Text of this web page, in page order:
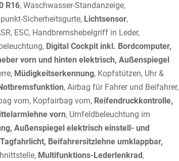
R16, Waschwasser-Standanzeige,
Sicherheitsgurte, Lichtsensor,
ESC, Handbremshebelgriff in Leder,
Digital Cockpit inkl. Bordcomputer,
vorn und hinten elektrisch, Außenspiegel
Müdigkeitserkennung, Kopfstützen, Uhr &
, Airbag für Fahrer und Beifahrer,
vorn, Kopfairbag vorn, Reifendruckkontrolle,
vorn, Umfeldbeleuchtung im
Außenspiegel elektrisch einstell- und
Beifahrersitzlehne umklappbar,
Multifunktions-Lederlenkrad ,